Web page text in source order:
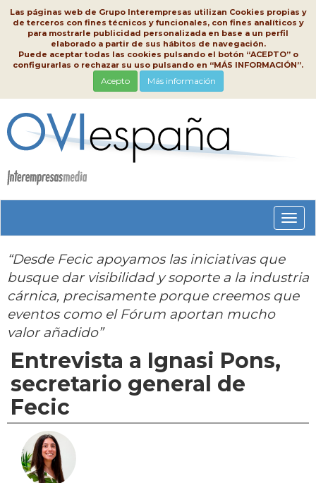
Las páginas web de Grupo Interempresas utilizan Cookies propias y
de terceros con fines técnicos y funcionales, con fines analíticos y
para mostrarle publicidad personalizada en base a un perfil
elaborado a partir de sus hábitos de navegación.
Puede aceptar todas las cookies pulsando el botón “ACEPTO” o
configurarlas o rechazar su uso pulsando en “MÁS INFORMACIÓN”.
Acepto Más información
“Desde Fecic apoyamos las iniciativas que
busque dar visibilidad y soporte a la industria
cárnica, precisamente porque creemos que
eventos como el Fórum aportan mucho
valor añadido”
Entrevista a Ignasi Pons,
secretario general de
Fecic